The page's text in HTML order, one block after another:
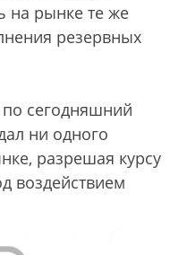
на рынке те же
резервных
сегодняшний
ни одного
разрешая курсу
воздействием